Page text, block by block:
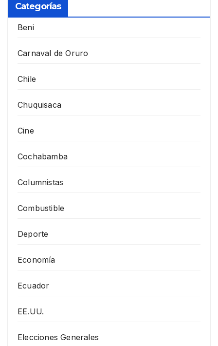
Categorías
Beni
Carnaval de Oruro
Chile
Chuquisaca
Cine
Cochabamba
Columnistas
Combustible
Deporte
Economía
Ecuador
EE.UU.
Elecciones Generales